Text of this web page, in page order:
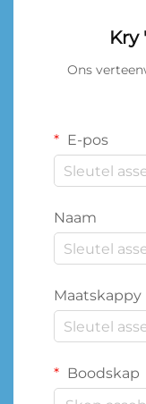
Kry
Ons
E-pos
Naam
Maatskappy
Boodskap